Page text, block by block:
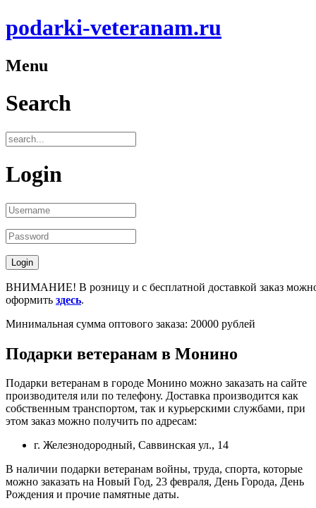
podarki-veteranam.ru
Menu
Search
Login
ВНИМАНИЕ! В розницу и с бесплатной доставкой заказ
оформить здесь.
Минимальная сумма оптового заказа: 20000 рублей
Подарки ветеранам в Монино
Подарки ветеранам в городе Монино можно заказать на сайте
производителя или по телефону. Доставка производится как
собственным транспортом, так и курьерскими службами, при
этом заказ можно получить по адресам:
г. Железнодородный, Саввинская ул., 14
В наличии подарки ветеранам войны, труда, спорта, которые
можно заказать на Новый Год, 23 февраля, День Города, День
Рождения и прочие памятные даты.